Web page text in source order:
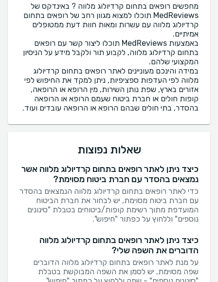
מחפשים רופאים בתחום קרדיולוג מלווה ? באינדקס של
MedReviews תוכלו למצוא מגוון רחב של רופאים בתחום
קרדיולוג מלווה עם עשרות ומאות חוות דעת ממטופלים
באמצעות MedReviews תוכלו ליצור קשר עם רופאים
בתחום קרדיולוג מלווה, לקבוע תור ולקבל מידע על הניסיון
במידה והינכם מעוניינים לאתר רופאים בתחום קרדיולוג
מלווה לפי העדפות ספציפיות, ניתן למקד את החיפוש לפי
אזורים בארץ, שפת נותן השירות, מין הרופא או הרופאה,
קופות חולים או חברת ביטוח שעמם הרופא או הרופאה
בהסדר, בתי חולים שבהם הרופא או הרופאה עובדים ועוד.
שאלות נפוצות
כיצד ניתן לאתר רופאים בתחום קרדיולוג מלווה אשר
נמצאים בהסדר עם חברת ביטוח מסוימת?
כדי לאתר רופאים בתחום קרדיולוג מלווה הנמצאים בהסדר
עם חברת ביטוח מסוימת, יש לבחור את חברת הביטוח
המועדפת מתוך רשימת קופות/ביטוחים בטבלת "סינונים
נוספים" וללחוץ על כפתור "חיפוש".
כיצד ניתן לאתר רופאים בתחום קרדיולוג מלווה
הדוברים את השפה שלי?
על מנת לאתר רופאים בתחום קרדיולוג מלווה הדוברים
שפה מסוימת, יש לסמן את השפה המבוקשת בטבלת